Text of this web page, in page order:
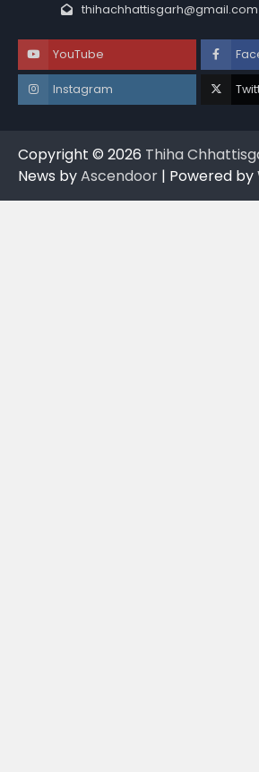
thihachhattisgarh@gmail.com
YouTube
Instagram
Copyright © 2026 Thiha
News byAscendoor | Powered by